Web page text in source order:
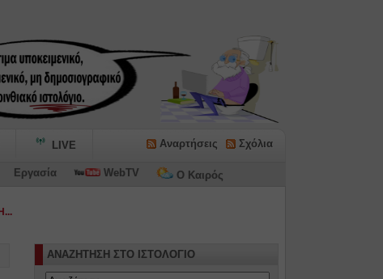
LIVE Αναρτήσεις Σχόλια
Εργασία WebTV Ο Καιρός
ΑΝΑΖΗΤΗΣΗ ΣΤΟ ΙΣΤΟΛΟΓΙΟ